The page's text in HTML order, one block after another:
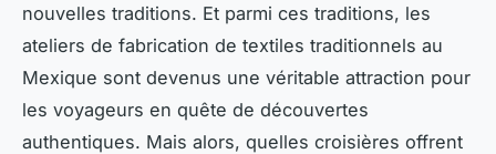
nouvelles traditions. Et parmi ces traditions, les
ateliers de fabrication de textiles traditionnels au
Mexique sont devenus une véritable attraction pour
les voyageurs en quête de découvertes
authentiques. Mais alors, quelles croisières offrent